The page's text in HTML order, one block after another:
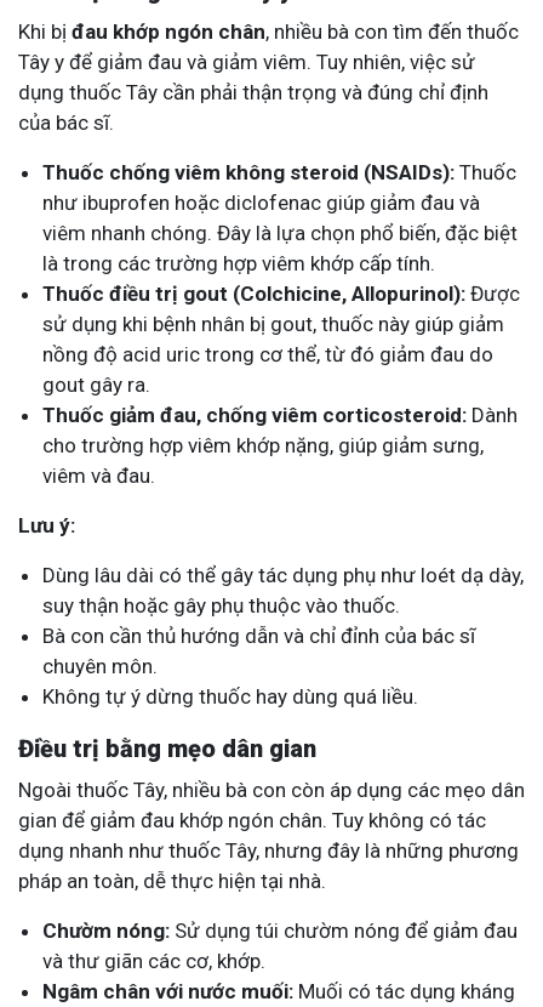
Khi bị đau khớp ngón chân, nhiều bà con tìm đến thuốc
Tây y để giảm đau và giảm viêm. Tuy nhiên, việc sử
dụng thuốc Tây cần phải thận trọng và đúng chỉ định
của bác sĩ.
Thuốc chống viêm không steroid (NSAIDs): Thuốc
như ibuprofen hoặc diclofenac giúp giảm đau và
viêm nhanh chóng. Đây là lựa chọn phổ biến, đặc biệt
là trong các trường hợp viêm khớp cấp tính.
Thuốc điều trị gout (Colchicine, Allopurinol): Được
sử dụng khi bệnh nhân bị gout, thuốc này giúp giảm
nồng độ acid uric trong cơ thể, từ đó giảm đau do
gout gây ra.
Thuốc giảm đau, chống viêm corticosteroid: Dành
cho trường hợp viêm khớp nặng, giúp giảm sưng,
viêm và đau.
Lưu ý:
Dùng lâu dài có thể gây tác dụng phụ như loét dạ dày,
suy thận hoặc gây phụ thuộc vào thuốc.
Bà con cần thủ hướng dẫn và chỉ đỉnh của bác sĩ
chuyên môn.
Không tự ý dừng thuốc hay dùng quá liều.
Điều trị bằng mẹo dân gian
Ngoài thuốc Tây, nhiều bà con còn áp dụng các mẹo dân
gian để giảm đau khớp ngón chân. Tuy không có tác
dụng nhanh như thuốc Tây, nhưng đây là những phương
pháp an toàn, dễ thực hiện tại nhà.
Chườm nóng: Sử dụng túi chườm nóng để giảm đau
và thư giãn các cơ, khớp.
Ngâm chân với nước muối: Muối có tác dụng kháng